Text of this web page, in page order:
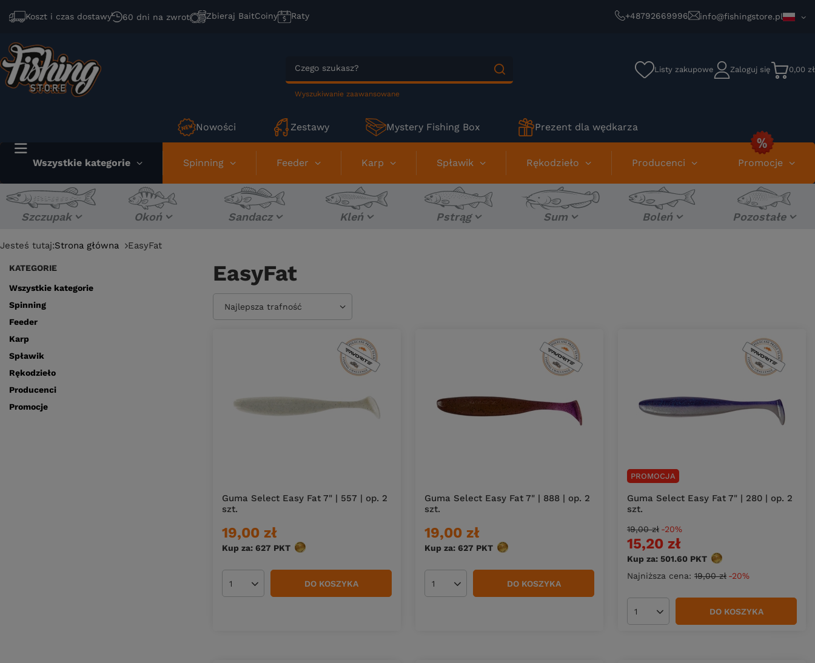
Koszt i czas dostawy 60 dni na zwrot Zbieraj BaitCoiny Raty +48792669996 info@fishingstore.pl
Wyszukiwanie zaawansowane
Listy zakupowe Zaloguj się 0,00 zł
Nowości Zestawy Mystery Fishing Box Prezent dla wędkarza
Wszystkie kategorie Spinning Feeder Karp Spławik Rękodzieło Producenci Promocje
Szczupak Okoń Sandacz Kleń Pstrąg Sum Boleń Pozostałe
Jesteś tutaj:Strona główna EasyFat
KATEGORIE
Wszystkie kategorie
Spinning
Feeder
Karp
Spławik
Rękodzieło
Producenci
Promocje
EasyFat
Zmień sortowanie
Najlepsza trafność
Guma Select Easy Fat 7" | 557 | op. 2
szt.
19,00 zł
Kup za: 627 PKT punktów
Ilość produktów DO KOSZYKA
Guma Select Easy Fat 7" | 888 | op. 2
szt.
19,00 zł
Kup za: 627 PKT punktów
Ilość produktów DO KOSZYKA
PROMOCJA
Guma Select Easy Fat 7" | 280 | op. 2
szt.
15,20 zł
Kup za: 501.60 PKT punktów
Najniższa cena: 19,00 zł -20%
19,00 zł -20%
Ilość produktów DO KOSZYKA